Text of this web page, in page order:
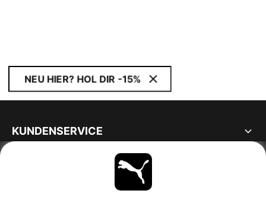
NEU HIER? HOL DIR -15%
KUNDENSERVICE
BLEIBE IMMER AUF DEM LAUFENDEN